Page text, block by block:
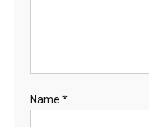
Name *